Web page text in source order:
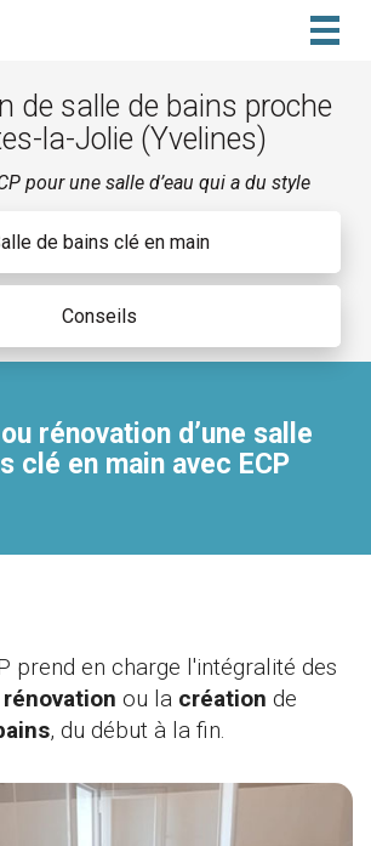
de salle de bains proche
la-Jolie (Yvelines)
pour une salle d’eau qui a du style
de bains clé en main
Conseils
rénovation d’une salle
clé en main avec ECP
prend en charge l'intégralité des
rénovation ou la création de
, du début à la fin.